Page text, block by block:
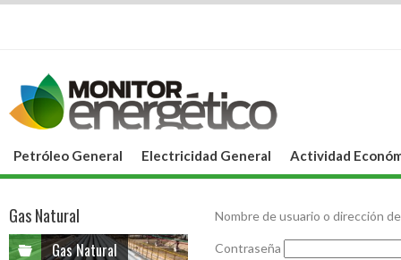
Petróleo General Electricidad General Actividad
Nombre de usuario o dirección
Contraseña
Gas Natural
Gas Natural